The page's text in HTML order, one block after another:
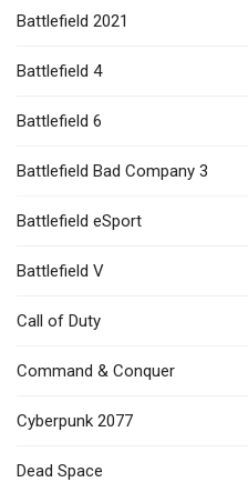
Battlefield 2021
Battlefield 4
Battlefield 6
Battlefield Bad Company 3
Battlefield eSport
Battlefield V
Call of Duty
Command & Conquer
Cyberpunk 2077
Dead Space